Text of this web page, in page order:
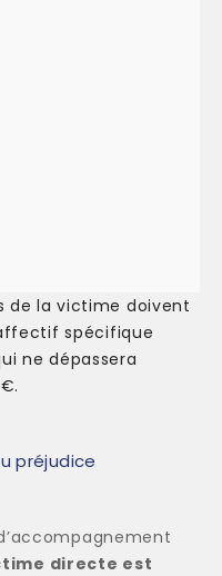
de la victime doivent
spécifique
ne dépassera
préjudice
directe est